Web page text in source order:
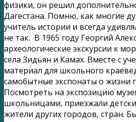
физики, он решил
Дагестана. Помню, как многие
учитель истории и всегда
не так. В 1965 году Георгий
археологические экскурсии к
села Зидьян и Камах. Вместе с
материал для школьного
самобытные экспонаты о жизни
Посмотреть на экспозицию
школьницами, приезжали
жители других городов, стран.